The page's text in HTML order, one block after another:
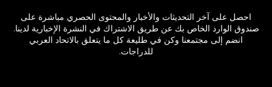
احصل على آخر التحديثات والأخبار والمحتوى الحصري مباشرة على
صندوق الوارد الخاص بك عن طريق الاشتراك في النشرة الإخبارية لدينا.
انضم إلى مجتمعنا وكن في طليعة كل ما يتعلق بالاتحاد العربي
للدراجات.